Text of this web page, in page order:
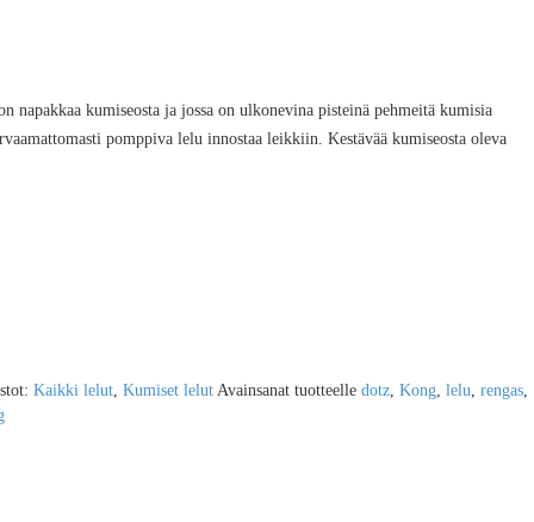
napakkaa kumiseosta ja jossa on ulkonevina pisteinä pehmeitä kumisia
pomppiva lelu innostaa leikkiin. Kestävää kumiseosta oleva
Kaikki lelut, Kumiset lelut Avainsanat tuotteelle dotz, Kong, lelu rengas,